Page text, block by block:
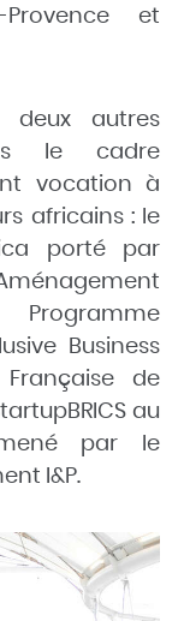
Provence et
deux autres
le cadre
vocation à
africains : le
porté par
Business
de
au
par le
I&P.